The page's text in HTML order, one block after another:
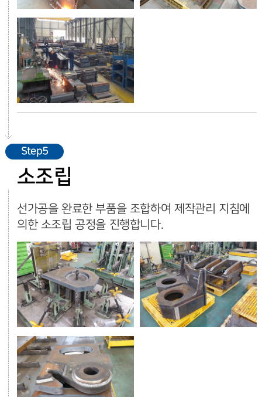
Step5
소조립
선가공을 완료한 부품을 조합하여 제작관리 지침에
의한 소조립 공정을 진행합니다.